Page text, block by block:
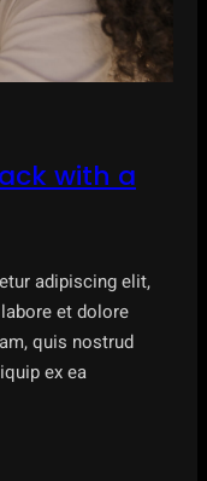
with a
adipiscing elit,
et dolore
quis nostrud
ex ea